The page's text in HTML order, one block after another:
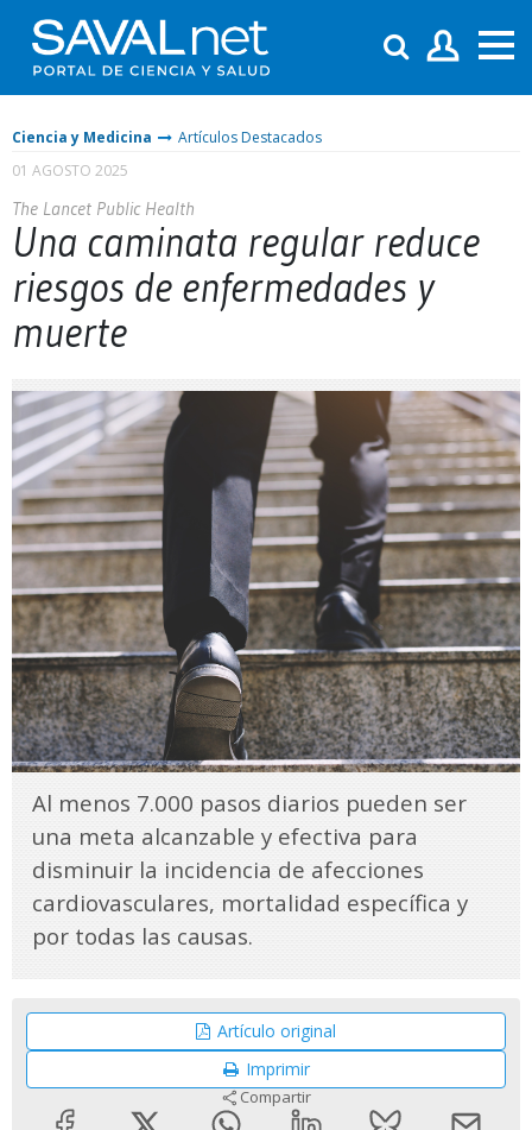
Ciencia y Medicina
Artículos Destacados
01 AGOSTO 2025
The Lancet Public Health
Una caminata regular reduce
riesgos de enfermedades y
muerte
Al menos 7.000 pasos diarios pueden ser
una meta alcanzable y efectiva para
disminuir la incidencia de afecciones
cardiovasculares, mortalidad específica y
por todas las causas.
Artículo original
Imprimir
Compartir